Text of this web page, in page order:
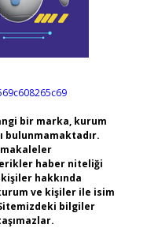
bir marka, kurum
bulunmamaktadır.
makaleler
haber niteliği
hakkında
ve kişiler ile isim
bilgiler